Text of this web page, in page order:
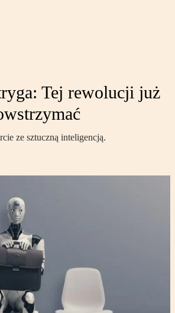
Tej rewolucji już
ze sztuczną inteligencją.